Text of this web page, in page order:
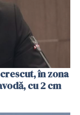
în zona
cu 2 cm